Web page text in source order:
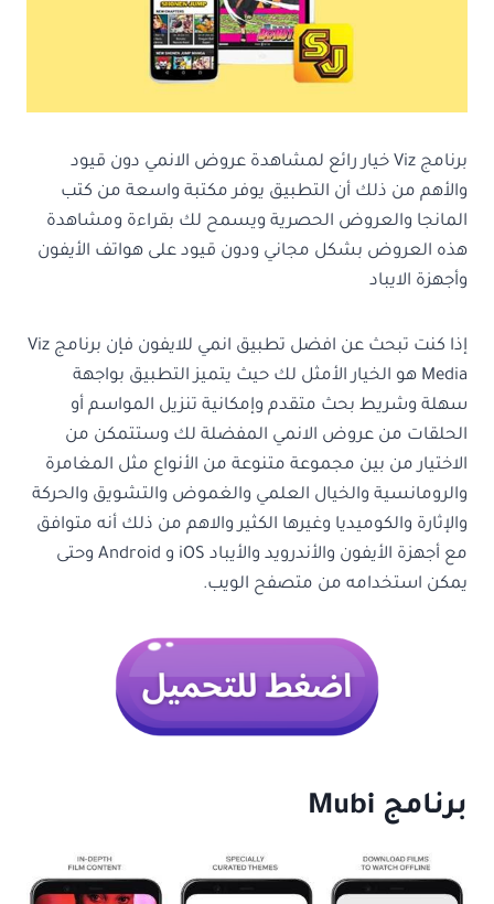
برنامج Viz خيار رائع لمشاهدة عروض الانمي دون قيود
والأهم من ذلك أن التطبيق يوفر مكتبة واسعة من كتب
المانجا والعروض الحصرية ويسمح لك بقراءة ومشاهدة
هذه العروض بشكل مجاني ودون قيود على هواتف الأيفون
وأجهزة الايباد
إذا كنت تبحث عن افضل تطبيق انمي للايفون فإن برنامج Viz
Media هو الخيار الأمثل لك حيث يتميز التطبيق بواجهة
سهلة وشريط بحث متقدم وإمكانية تنزيل المواسم أو
الحلقات من عروض الانمي المفضلة لك وستتمكن من
الاختيار من بين مجموعة متنوعة من الأنواع مثل المغامرة
والرومانسية والخيال العلمي والغموض والتشويق والحركة
والإثارة والكوميديا وغيرها الكثير والاهم من ذلك أنه متوافق
مع أجهزة الأيفون والأندرويد والأيباد iOS و Android وحتى
يمكن استخدامه من متصفح الويب.
برنامج Mubi